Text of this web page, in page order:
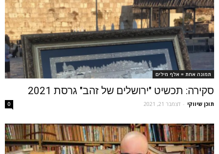
תמונה אחת = אלף מילים
סקירה: תכשיט "ירושלים של זהב" גרסת 2021
תוכן שיווקי - דצמבר 21, 2021 0